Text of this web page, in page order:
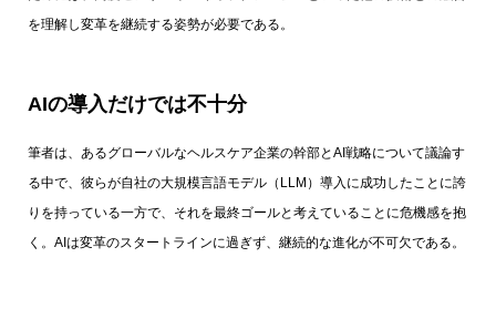
を理解し変革を継続する姿勢が必要である。
AIの導入だけでは不十分
筆者は、あるグローバルなヘルスケア企業の幹部とAI戦略について議論す
る中で、彼らが自社の大規模言語モデル（LLM）導入に成功したことに誇
りを持っている一方で、それを最終ゴールと考えていることに危機感を抱
く。AIは変革のスタートラインに過ぎず、継続的な進化が不可欠である。